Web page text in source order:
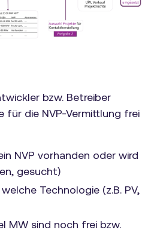
bzw. Betreiber
für die NVP-Vermittlung frei
NVP vorhanden oder wird
gesucht)
Technologie (z.B. PV,
MW sind noch frei bzw.